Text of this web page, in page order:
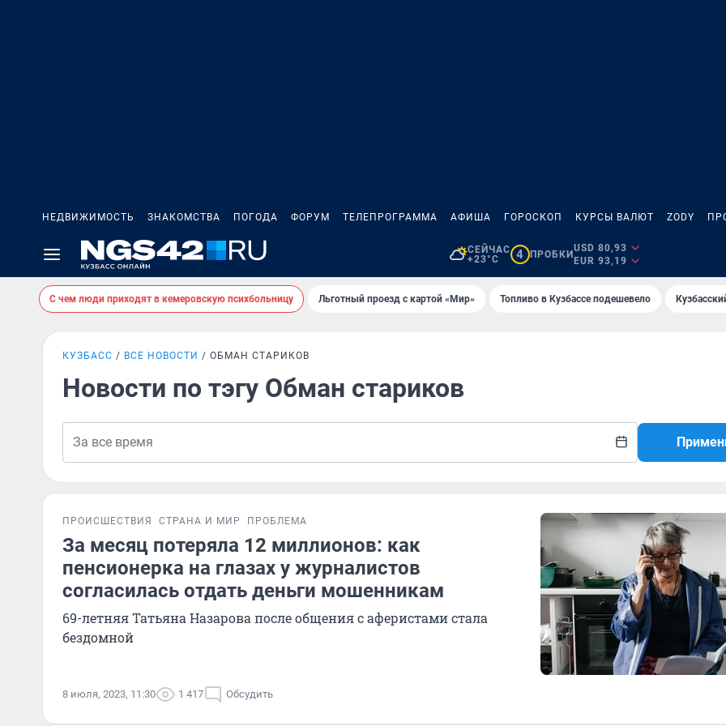
НЕДВИЖИМОСТЬ ЗНАКОМСТВА ПОГОДА ФОРУМ ТЕЛЕПРОГРАММА АФИША ГОРОСКОП КУРСЫ ВАЛЮТ ZODY
СЕЙЧАС
+23°C
4 ПРОБКИ
USD 80,93
EUR 93,19
С чем люди приходят в кемеровскую психбольницу Льготный проезд с картой «Мир» Топливо в Кузбассе подешевело
КУЗБАСС ВСЕ НОВОСТИ ОБМАН СТАРИКОВ
Новости по тэгу Обман стариков
ПРОИСШЕСТВИЯ СТРАНА И МИР ПРОБЛЕМА
За месяц потеряла 12 миллионов: как
пенсионерка на глазах у журналистов
согласилась отдать деньги мошенникам
69-летняя Татьяна Назарова после общения с аферистами стала
бездомной
8 июля, 2023, 11:30 1 417 Обсудить